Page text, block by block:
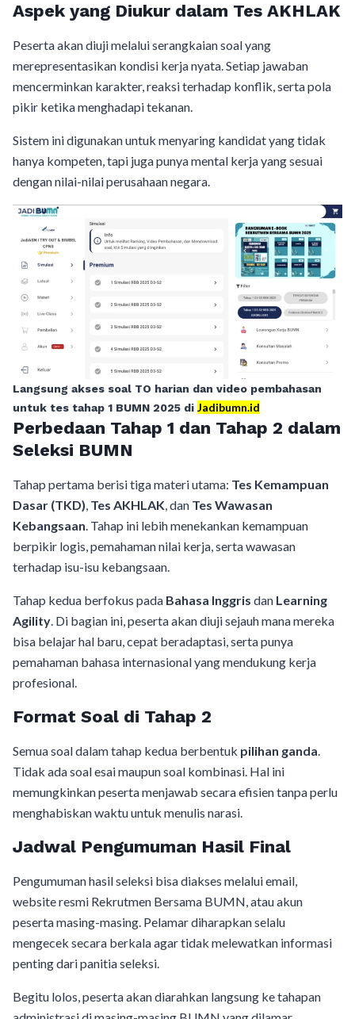
Aspek yang Diukur dalam Tes AKHLAK
Peserta akan diuji melalui serangkaian soal yang
merepresentasikan kondisi kerja nyata. Setiap jawaban
mencerminkan karakter, reaksi terhadap konflik, serta pola
pikir ketika menghadapi tekanan.
Sistem ini digunakan untuk menyaring kandidat yang tidak
hanya kompeten, tapi juga punya mental kerja yang sesuai
dengan nilai-nilai perusahaan negara.
Langsung akses soal TO harian dan video pembahasan
untuk tes tahap 1 BUMN 2025 di Jadibumn.id
Perbedaan Tahap 1 dan Tahap 2 dalam
Seleksi BUMN
Tahap pertama berisi tiga materi utama: Tes Kemampuan
Dasar (TKD), Tes AKHLAK, dan Tes Wawasan
Kebangsaan. Tahap ini lebih menekankan kemampuan
berpikir logis, pemahaman nilai kerja, serta wawasan
terhadap isu-isu kebangsaan.
Tahap kedua berfokus pada Bahasa Inggris dan Learning
Agility. Di bagian ini, peserta akan diuji sejauh mana mereka
bisa belajar hal baru, cepat beradaptasi, serta punya
pemahaman bahasa internasional yang mendukung kerja
profesional.
Format Soal di Tahap 2
Semua soal dalam tahap kedua berbentuk pilihan ganda.
Tidak ada soal esai maupun soal kombinasi. Hal ini
memungkinkan peserta menjawab secara efisien tanpa perlu
menghabiskan waktu untuk menulis narasi.
Jadwal Pengumuman Hasil Final
Pengumuman hasil seleksi bisa diakses melalui email,
website resmi Rekrutmen Bersama BUMN, atau akun
peserta masing-masing. Pelamar diharapkan selalu
mengecek secara berkala agar tidak melewatkan informasi
penting dari panitia seleksi.
Begitu lolos, peserta akan diarahkan langsung ke tahapan